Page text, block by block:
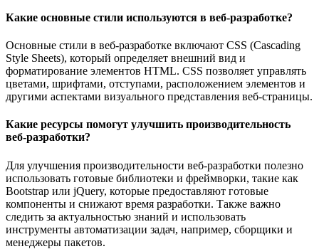
Какие основные стили используются в веб-разработке?
Основные стили в веб-разработке включают CSS (Cascading
Style Sheets), который определяет внешний вид и
форматирование элементов HTML. CSS позволяет управлять
цветами, шрифтами, отступами, расположением элементов и
другими аспектами визуального представления веб-страницы.
Какие ресурсы помогут улучшить производительность
веб-разработки?
Для улучшения производительности веб-разработки полезно
использовать готовые библиотеки и фреймворки, такие как
Bootstrap или jQuery, которые предоставляют готовые
компоненты и снижают время разработки. Также важно
следить за актуальностью знаний и использовать
инструменты автоматизации задач, например, сборщики и
менеджеры пакетов.